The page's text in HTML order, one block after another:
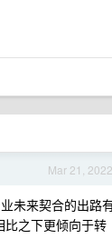
Mar 21, 2022
未来契合的出路
比之下更倾向于转